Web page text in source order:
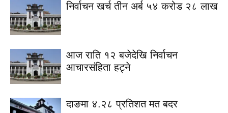
निर्वाचन खर्च तीन अर्ब ५४ करोड २८ लाख
आज राति १२ बजेदेखि निर्वाचन
आचारसंहिता हट्ने
दाङमा ४.२८ प्रतिशत मत बदर